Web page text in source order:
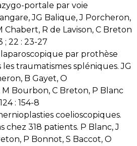
portale par voie
JG Balique, J Porcheron,
Chabert, R de Lavison, C Breton
; 22 : 23-27
par prothèse
traumatismes spléniques. JG
B Gayet, O
Bourbon, C Breton, P Blanc
: 154-8
coelioscopiques.
chez 318 patients. P Blanc, J
P Bonnot, S Baccot, O